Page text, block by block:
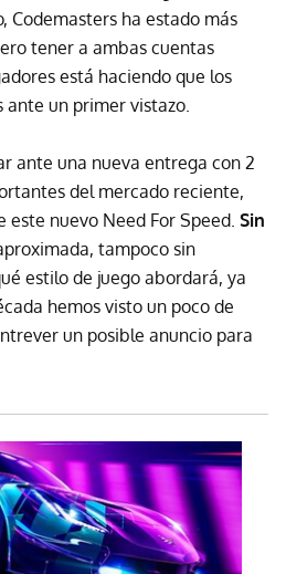
Codemasters ha estado más
tener a ambas cuentas
está haciendo que los
ante un primer vistazo.
ante una nueva entrega con 2
del mercado reciente,
este nuevo Need For Speed. Sin
tampoco sin
estilo de juego abordará, ya
hemos visto un poco de
un posible anuncio para